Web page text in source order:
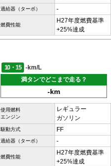
過給器（ターボ） -
燃費性能
H27年度燃費基準
+25%達成
10・15
-km/L
満タンでどこまで走る？
-km
使用燃料
エンジン
レギュラー
ガソリン
駆動方式 FF
過給器（ターボ） -
燃費性能
H27年度燃費基準
+25%達成